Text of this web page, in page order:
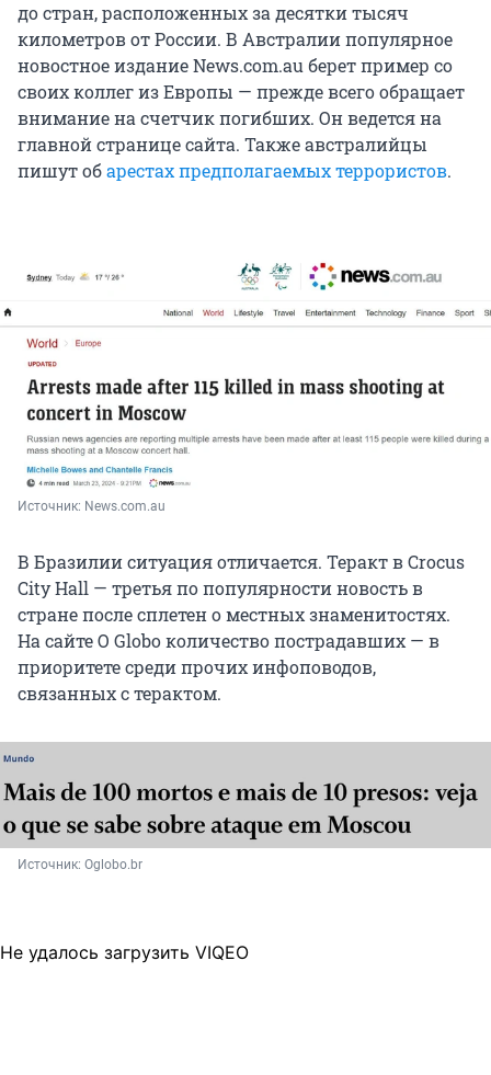
до стран, расположенных за десятки тысяч
километров от России. В Австралии популярное
новостное издание News.com.au берет пример со
своих коллег из Европы — прежде всего обращает
внимание на счетчик погибших. Он ведется на
главной странице сайта. Также австралийцы
пишут обарестах предполагаемых террористов.
Источник: News.com.au
В Бразилии ситуация отличается. Теракт в Crocus
City Hall — третья по популярности новость в
стране после сплетен о местных знаменитостях.
На сайте O Globo количество пострадавших — в
приоритете среди прочих инфоповодов,
связанных с терактом.
Источник: Oglobo.br
Не удалось загрузить VIQEO